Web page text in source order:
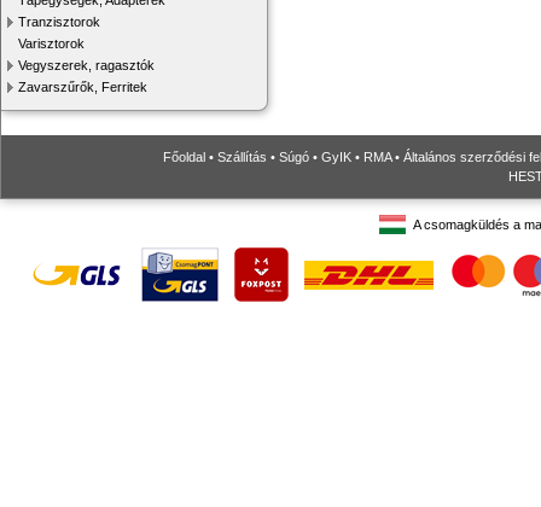
Tranzisztorok
Varisztorok
Vegyszerek, ragasztók
Zavarszűrők, Ferritek
Főoldal • Szállítás • Súgó • GyIK • RMA• Általános szerződési
A csomagküldés a